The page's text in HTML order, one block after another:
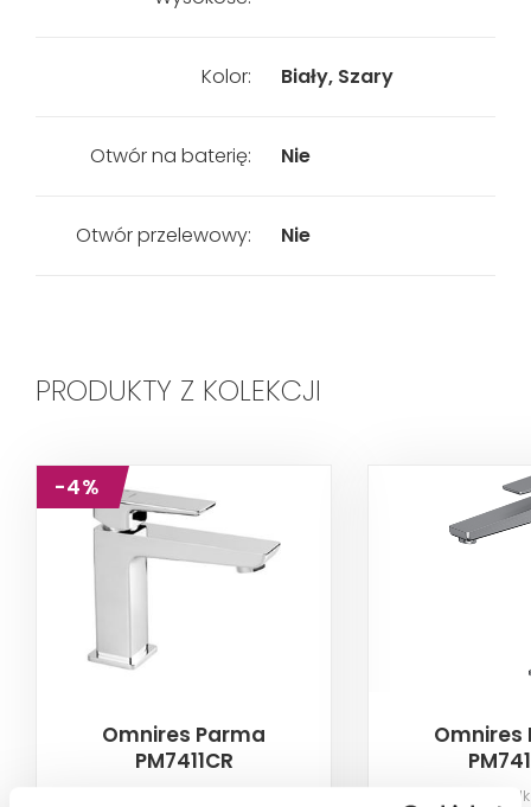
Kolor: Biały, Szary
Otwór na baterię: Nie
Otwór przelewowy: Nie
PRODUKTY Z KOLEKCJI
-4%
Omnires Parma
PM7411CR
Omnires
Bateria